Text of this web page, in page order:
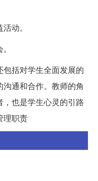
动。
括对学生全面发展的
通和合作。教师的角
也是学生心灵的引路
理职责